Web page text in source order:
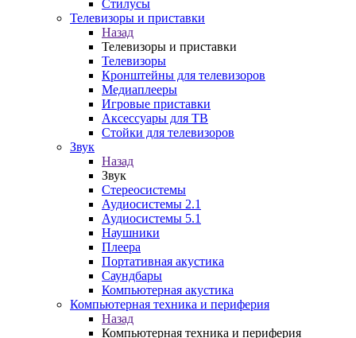
Стилусы
Телевизоры и приставки
Назад
Телевизоры и приставки
Телевизоры
Кронштейны для телевизоров
Медиаплееры
Игровые приставки
Аксессуары для ТВ
Стойки для телевизоров
Звук
Назад
Звук
Стереосистемы
Аудиосистемы 2.1
Аудиосистемы 5.1
Наушники
Плеера
Портативная акустика
Саундбары
Компьютерная акустика
Компьютерная техника и периферия
Назад
Компьютерная техника и периферия